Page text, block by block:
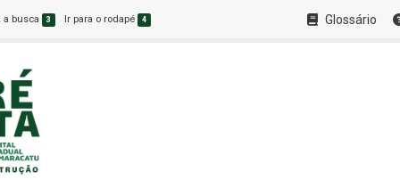
a busca 3 Ir para o rodapé 4 Glossário